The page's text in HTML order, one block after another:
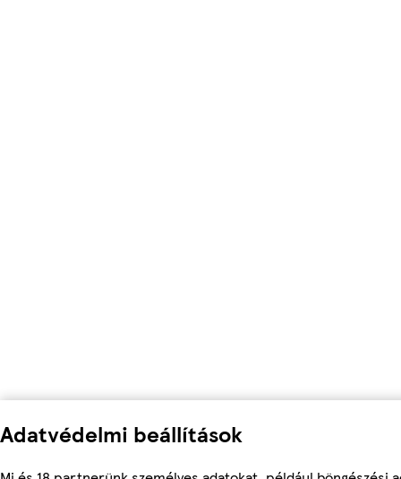
Adatvédelmi beállítások